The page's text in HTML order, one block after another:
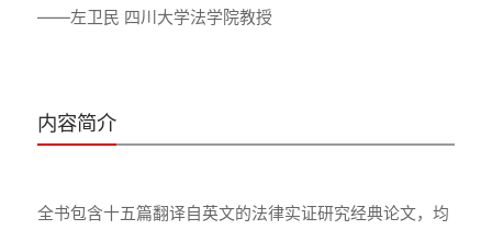
——左卫民 四川大学法学院教授
内容简介
全书包含十五篇翻译自英文的法律实证研究经典论文，均